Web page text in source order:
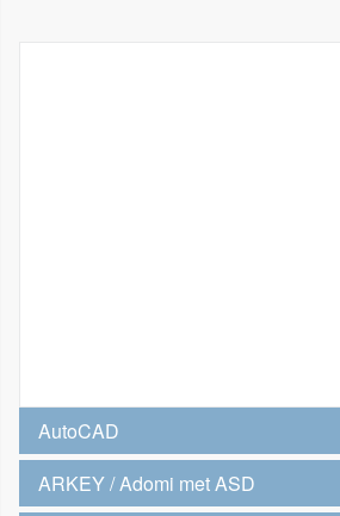
AutoCAD
ARKEY / Adomi met ASD